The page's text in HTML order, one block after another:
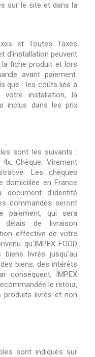
sur le site et dans la
et Toutes Taxes
d'installation peuvent
fiche produit et lors
avant paiement.
que : les coûts liés à
installation, la
inclus dans les prix
sont les suivants :
Chèque, Virement
Les chèques
domiciliée en France
d'identité
commandes seront
paiement, qui sera
délais de livraison
effective de votre
qu'IMPEX FOOD
biens livrés jusqu'au
biens, des intérêts
conséquent, IMPEX
le retour,
produits livrés et non
sont indiqués sur